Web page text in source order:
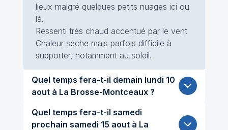
lieux malgré quelques petits nuages ici ou
là.
Ressenti très chaud accentué par le vent
Chaleur sèche mais parfois difficile à
supporter, notamment au soleil.
Quel temps fera-t-il demain lundi 10
aout à La Brosse-Montceaux ?
Quel temps fera-t-il samedi
prochain samedi 15 aout à La